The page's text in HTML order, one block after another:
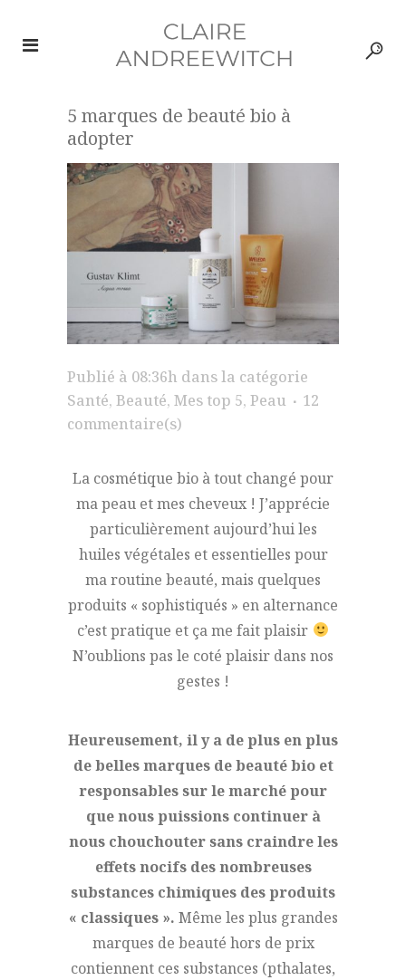
5 marques de beauté bio à
adopter
Publié à 08:36h dans la catégorie
Santé, Beauté, Mes top 5, Peau
12
commentaire(s)
La cosmétique bio à tout changé pour
ma peau et mes cheveux ! J’apprécie
particulièrement aujourd’hui les
huiles végétales et essentielles pour
ma routine beauté, mais quelques
produits « sophistiqués » en alternance
c’est pratique et ça me fait plaisir
N’oublions pas le coté plaisir dans nos
gestes !
Heureusement, il y a de plus en plus
de belles marques de beauté bio et
responsables sur le marché pour
que nous puissions continuer à
nous chouchouter sans craindre les
effets nocifs des nombreuses
substances chimiques des produits
« classiques ». Même les plus grandes
marques de beauté hors de prix
contiennent ces substances (pthalates,